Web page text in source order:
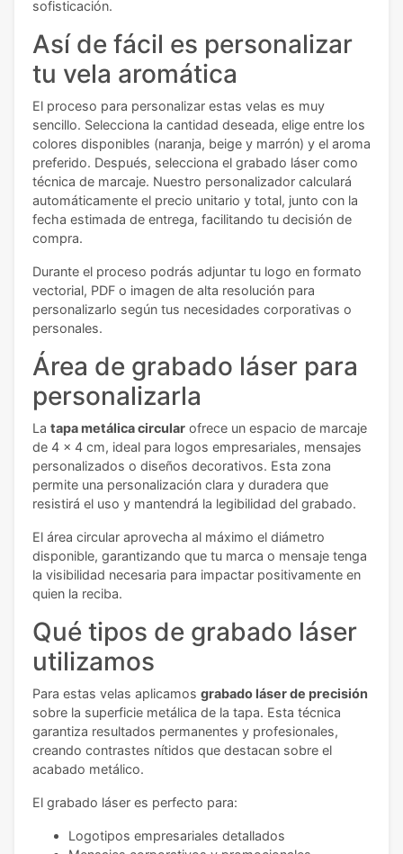
sofisticación.
Así de fácil es personalizar
tu vela aromática
El proceso para personalizar estas velas es muy
sencillo. Selecciona la cantidad deseada, elige entre los
colores disponibles (naranja, beige y marrón) y el aroma
preferido. Después, selecciona el grabado láser como
técnica de marcaje. Nuestro personalizador calculará
automáticamente el precio unitario y total, junto con la
fecha estimada de entrega, facilitando tu decisión de
compra.
Durante el proceso podrás adjuntar tu logo en formato
vectorial, PDF o imagen de alta resolución para
personalizarlo según tus necesidades corporativas o
personales.
Área de grabado láser para
personalizarla
La tapa metálica circular ofrece un espacio de marcaje
de 4 x 4 cm, ideal para logos empresariales, mensajes
personalizados o diseños decorativos. Esta zona
permite una personalización clara y duradera que
resistirá el uso y mantendrá la legibilidad del grabado.
El área circular aprovecha al máximo el diámetro
disponible, garantizando que tu marca o mensaje tenga
la visibilidad necesaria para impactar positivamente en
quien la reciba.
Qué tipos de grabado láser
utilizamos
Para estas velas aplicamos grabado láser de precisión
sobre la superficie metálica de la tapa. Esta técnica
garantiza resultados permanentes y profesionales,
creando contrastes nítidos que destacan sobre el
acabado metálico.
El grabado láser es perfecto para:
Logotipos empresariales detallados